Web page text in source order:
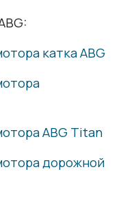
катка ABG
ABG Titan
дорожной